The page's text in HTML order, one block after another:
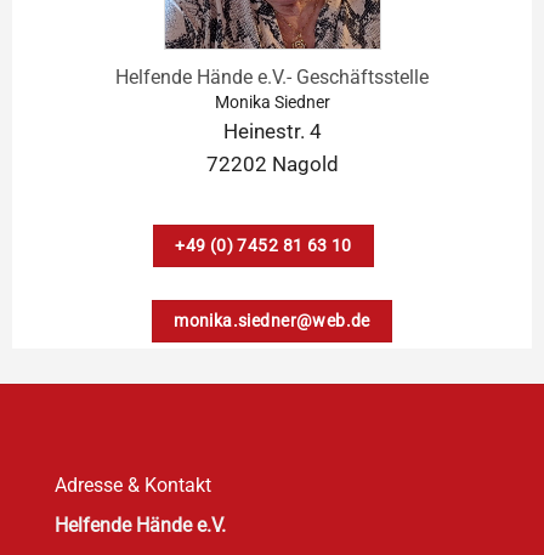
Helfende Hände e.V.- Geschäftsstelle
Monika Siedner
Heinestr. 4
72202 Nagold
+49 (0) 7452 81 63 10
monika.siedner@web.de
Adresse & Kontakt
Helfende Hände e.V.